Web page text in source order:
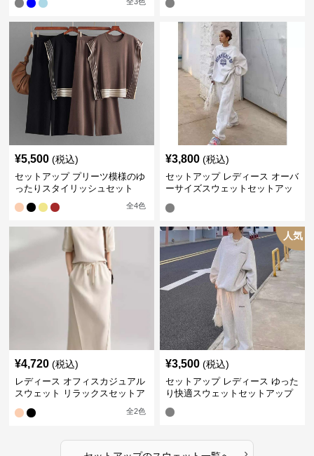
¥5,500 (税込)
セットアップ プリーツ模様のゆ
ったりスタイリッシュセット
全4色
¥3,800 (税込)
セットアップ レディース オーバ
ーサイズスウェットセットアッ
¥4,720 (税込)
レディース オフィスカジュアル
スウェット リラックスセットア
全2色
人気
¥3,500 (税込)
セットアップ レディース ゆった
り快適スウェットセットアップ
›